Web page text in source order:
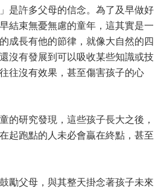
是許多父母的信念。為了及早做好
結束無憂無慮的童年，這其實是一
成長有他的節律，就像大自然的四
沒有發展到可以吸收某些知識或技
往沒有效果，甚至傷害孩子的心
的研究發現，這些孩子長大之後，
起跑點的人未必會贏在終點，甚至
勵父母，與其整天掛念著孩子未來